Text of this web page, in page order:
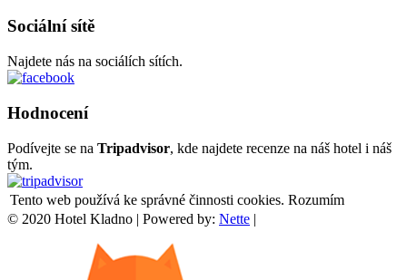
Sociální sítě
Najdete nás na sociálích sítích.
Hodnocení
Podívejte se na Tripadvisor, kde najdete recenze na náš hotel i náš
tým.
Tento web používá ke správné činnosti cookies. Rozumím
© 2020 Hotel Kladno | Powered by: Nette |